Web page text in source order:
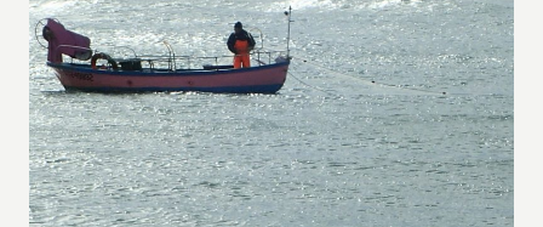
TRABAJO
DE
LAS
NACIONES
UNIDAS
SOBRE
LOS
DERECHOS
DE